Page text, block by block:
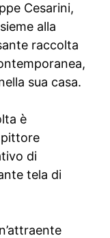
Cesarini,
alla
raccolta
sua casa.
è
pittore
di
tela di